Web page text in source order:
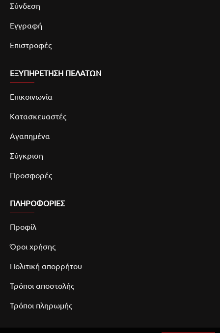
Σύνδεση
Εγγραφή
Επιστροφές
ΕΞΥΠΗΡΕΤΗΣΗ ΠΕΛΑΤΩΝ
Επικοινωνία
Κατασκευαστές
Αγαπημένα
Σύγκριση
Προσφορές
ΠΛΗΡΟΦΟΡΙΕΣ
Προφίλ
Όροι χρήσης
Πολιτική απορρήτου
Τρόποι αποστολής
Τρόποι πληρωμής